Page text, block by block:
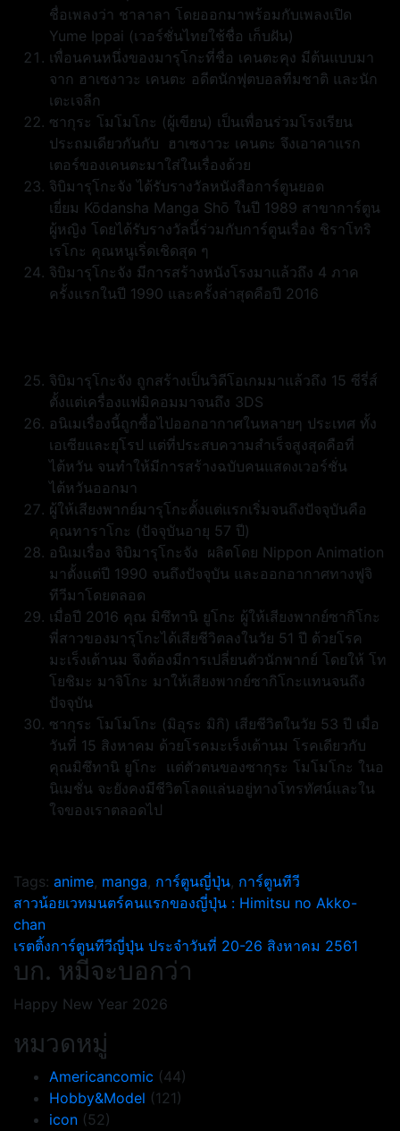
ชื่อเพลงว่า ชาลาลา โดยออกมาพร้อมกับเพลงเปิด
Yume Ippai (เวอร์ชั่นไทยใช้ชื่อ เก็บฝัน)
เพื่อนคนหนึ่งของมารุโกะที่ชื่อ เคนตะคุง มีต้นแบบมา
จาก ฮาเซงาวะ เคนตะ อดีตนักฟุตบอลทีมชาติ และนัก
เตะเจลีก
ซากุระ โมโมโกะ (ผู้เขียน) เป็นเพื่อนร่วมโรงเรียน
ประถมเดียวกันกับ ฮาเซงาวะ เคนตะ จึงเอาคาแรก
เตอร์ของเคนตะมาใส่ในเรื่องด้วย
จิบิมารุโกะจัง ได้รับรางวัลหนังสือการ์ตูนยอด
เยี่ยม Kōdansha Manga Shō ในปี 1989 สาขาการ์ตูน
ผู้หญิง โดยได้รับรางวัลนี้ร่วมกับการ์ตูนเรื่อง ชิราโทริ
เรโกะ คุณหนูเริ่ดเชิดสุด ๆ
จิบิมารุโกะจัง มีการสร้างหนังโรงมาแล้วถึง 4 ภาค
ครั้งแรกในปี 1990 และครั้งล่าสุดคือปี 2016
จิบิมารุโกะจัง ถูกสร้างเป็นวิดีโอเกมมาแล้วถึง 15 ซีรี่ส์
ตั้งแต่เครื่องแฟมิคอมมาจนถึง 3DS
อนิเมเรื่องนี้ถูกซื้อไปออกอากาศในหลายๆ ประเทศ ทั้ง
เอเซียและยุโรป แต่ที่ประสบความสำเร็จสูงสุดคือที่
ไต้หวัน จนทำให้มีการสร้างฉบับคนแสดงเวอร์ชั่น
ไต้หวันออกมา
ผู้ให้เสียงพากย์มารุโกะตั้งแต่แรกเริ่มจนถึงปัจจุบันคือ
คุณทาราโกะ (ปัจจุบันอายุ 57 ปี)
อนิเมเรื่อง จิบิมารุโกะจัง ผลิตโดย Nippon Animation
มาตั้งแต่ปี 1990 จนถึงปัจจุบัน และออกอากาศทางฟูจิ
ทีวีมาโดยตลอด
เมื่อปี 2016 คุณ มิซึทานิ ยูโกะ ผู้ให้เสียงพากย์ซากิโกะ
พี่สาวของมารุโกะได้เสียชีวิตลงในวัย 51 ปี ด้วยโรค
มะเร็งเต้านม จึงต้องมีการเปลี่ยนตัวนักพากย์ โดยให้ โท
โยชิมะ มาจิโกะ มาให้เสียงพากย์ซากิโกะแทนจนถึง
ปัจจุบัน
ซากุระ โมโมโกะ (มิอุระ มิกิ) เสียชีวิตในวัย 53 ปี เมื่อ
วันที่ 15 สิงหาคม ด้วยโรคมะเร็งเต้านม โรคเดียวกับ
คุณมิซึทานิ ยูโกะ แต่ตัวตนของซากุระ โมโมโกะ ในอ
นิเมชั่น จะยังคงมีชีวิตโลดแล่นอยู่ทางโทรทัศน์และใน
ใจของเราตลอดไป
Tags: anime, manga, การ์ตูนญี่ปุ่น, การ์ตูนทีวี
แนะแนว
เรื่อง
สาวน้อยเวทมนตร์คนแรกของญี่ปุ่น : Himitsu no Akko-
chan
เรตติ้งการ์ตูนทีวีญี่ปุ่น ประจำวันที่ 20-26 สิงหาคม 2561
บก. หมีจะบอกว่า
Happy New Year 2026
หมวดหมู่
Americancomic (44)
Hobby&Model (121)
icon (52)